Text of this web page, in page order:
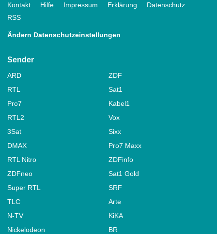
Kontakt Hilfe Impressum Erklärung
Datenschutz
RSS
Ändern Datenschutzeinstellungen
Sender
ARD
ZDF
RTL
Sat1
Pro7
Kabel1
RTL2
Vox
3Sat
Sixx
DMAX
Pro7 Maxx
RTL Nitro
ZDFinfo
ZDFneo
Sat1 Gold
Super RTL
SRF
TLC
Arte
N-TV
KiKA
Nickelodeon
BR